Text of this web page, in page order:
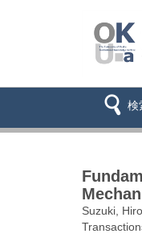
検
Suzuki,